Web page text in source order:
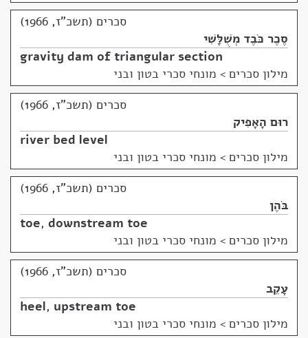
סכרים (תשכ"ז, 1966)
סֶכֶר כֹּבֶד מְשֻׁלָּשִׁי
gravity dam of triangular section
מילון סכרים > מונחי סכרי בטון ובני
סכרים (תשכ"ז, 1966)
רוּם הָאָפִיק
river bed level
מילון סכרים > מונחי סכרי בטון ובני
סכרים (תשכ"ז, 1966)
בֹּהֶן
toe, downstream toe
מילון סכרים > מונחי סכרי בטון ובני
סכרים (תשכ"ז, 1966)
עָקֵב
heel, upstream toe
מילון סכרים > מונחי סכרי בטון ובני